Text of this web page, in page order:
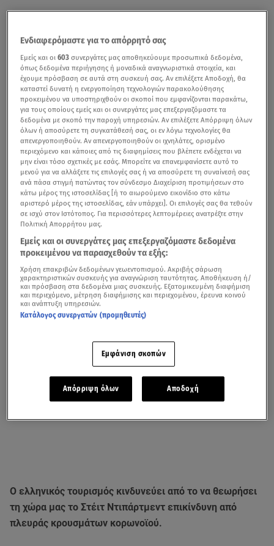
Ο ελληνικός τουρισμός κινδυνεύει από το να θεωρήσει
τη χώρα μας το Στέιτ Ντιπάρτμεντ επικίνδυνη από
πλευράς κρουσμάτων κορωνοϊού.
Ενδιαφερόμαστε για το απόρρητό σας
Εμείς και οι603 συνεργάτες μας αποθηκεύουμε προσωπικά δεδομένα,
όπως δεδομένα περιήγησης ή μοναδικά αναγνωριστικά στοιχεία, και
έχουμε πρόσβαση σε αυτά στη συσκευή σας. Αν επιλέξετε Αποδοχή, θα
καταστεί δυνατή η ενεργοποίηση τεχνολογιών παρακολούθησης
προκειμένου να υποστηριχθούν οι σκοποί που εμφανίζονται παρακάτω,
για τους οποίους εμείς και οι συνεργάτες μας επεξεργαζόμαστε τα
δεδομένα με σκοπό την παροχή υπηρεσιών. Αν επιλέξετε Απόρριψη όλων
όλων ή αποσύρετε τη συγκατάθεσή σας, οι εν λόγω τεχνολογίες θα
απενεργοποιηθούν. Αν απενεργοποιηθούν οι ιχνηλάτες, ορισμένο
περιεχόμενο και κάποιες από τις διαφημίσεις που βλέπετε ενδέχεται να
μην είναι τόσο σχετικές με εσάς. Μπορείτε να επανεμφανίσετε αυτό το
μενού για να αλλάξετε τις επιλογές σας ή να αποσύρετε τη συναίνεσή σας
ανά πάσα στιγμή πατώντας τον σύνδεσμο Διαχείριση προτιμήσεων στο
κάτω μέρος της ιστοσελίδας [ή το αιωρούμενο εικονίδιο στο κάτω
αριστερό μέρος της ιστοσελίδας, εάν υπάρχει]. Οι επιλογές σας θα τεθούν
σε ισχύ στον Ιστότοπος. Για περισσότερες λεπτομέρειες ανατρέξτε στην
Πολιτική Απορρήτου μας.
Εμείς και οι συνεργάτες μας επεξεργαζόμαστε δεδομένα
προκειμένου να παρασχεθούν τα εξής:
Χρήση επακριβών δεδομένων γεωεντοπισμού. Ακριβής σάρωση
χαρακτηριστικών συσκευής για αναγνώριση ταυτότητας. Αποθήκευση ή/
και πρόσβαση στα δεδομένα μιας συσκευής. Εξατομικευμένη διαφήμιση
και περιεχόμενο, μέτρηση διαφήμισης και περιεχομένου, έρευνα κοινού
και ανάπτυξη υπηρεσιών.
Κατάλογος συνεργατών (προμηθευτές)
Εμφάνιση σκοπών
Απόρριψη όλων Αποδοχή